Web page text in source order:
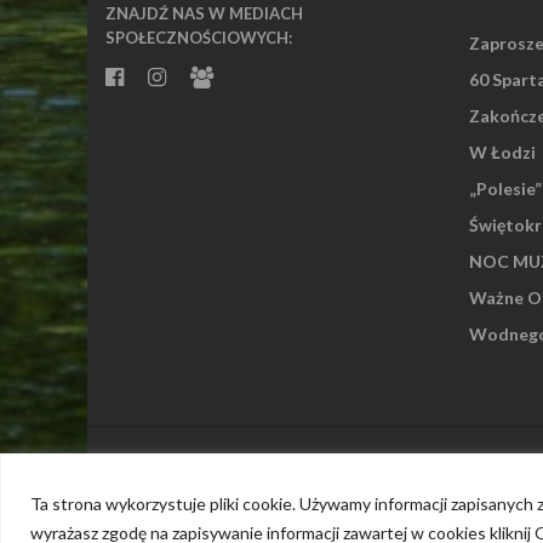
Ta strona wykorzystuje pliki cookie. Używamy informacji
wyrażasz zgodę na zapisywanie informacji zawartej w cookies
ZNAJDŹ NAS W MEDIACH
SPOŁECZNOŚCIOWYCH:
60
W Łodzi
NOC
Ważne